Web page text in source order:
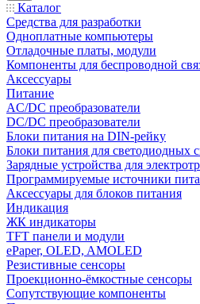
Каталог
Средства для разработки
Одноплатные компьютеры
Отладочные платы, модули
Компоненты для беспроводной
Аксессуары
Питание
AC/DC преобразователи
DC/DC преобразователи
Блоки питания на DIN-рейку
Блоки питания для светодиодных
Зарядные устройства для
Программируемые источники
Аксессуары для блоков питания
Индикация
ЖК индикаторы
TFT панели и модули
ePaper, OLED, AMOLED
Резистивные сенсоры
Проекционно-ёмкостные сенсоры
Сопутствующие компоненты